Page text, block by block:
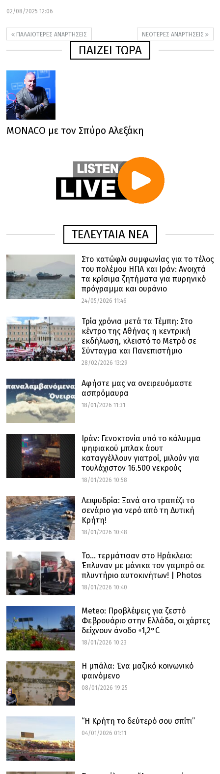
02/08/2025 12:06
ΠΑΛΑΙΌΤΕΡΕΣ ΑΝΑΡΤΉΣΕΙΣ ΝΕΌΤΕΡΕΣ ΑΝΑΡΤΉΣΕΙΣ
ΠΑΙΖΕΙ ΤΩΡΑ
MONACO με τον Σπύρο Αλεξάκη
ΤΕΛΕΥΤΑΙΑ ΝΕΑ
Στο κατώφλι συμφωνίας για το τέλος
του πολέμου ΗΠΑ και Ιράν: Ανοιχτά
τα κρίσιμα ζητήματα για πυρηνικό
πρόγραμμα και ουράνιο
24/05/2026 11:46
Τρία χρόνια μετά τα Τέμπη: Στο
κέντρο της Αθήνας η κεντρική
εκδήλωση, κλειστό το Μετρό σε
Σύνταγμα και Πανεπιστήμιο
28/02/2026 13:29
Αφήστε μας να ονειρευόμαστε
ασπρόμαυρα
18/01/2026 11:31
Ιράν: Γενοκτονία υπό το κάλυμμα
ψηφιακού μπλακ άουτ
καταγγέλλουν γιατροί, μιλούν για
τουλάχιστον 16.500 νεκρούς
18/01/2026 10:58
Λειψυδρία: Ξανά στο τραπέζι το
σενάριο για νερό από τη Δυτική
Κρήτη!
18/01/2026 10:48
Το… τερμάτισαν στο Ηράκλειο:
Έπλυναν με μάνικα τον γαμπρό σε
πλυντήριο αυτοκινήτων! | Photos
18/01/2026 10:40
Meteo: Προβλέψεις για ζεστό
Φεβρουάριο στην Ελλάδα, οι χάρτες
δείχνουν άνοδο +1,2°C
18/01/2026 10:23
Η μπάλα: Ένα μαζικό κοινωνικό
φαινόμενο
08/01/2026 19:25
“Η Κρήτη το δεύτερό σου σπίτι”
04/01/2026 01:11